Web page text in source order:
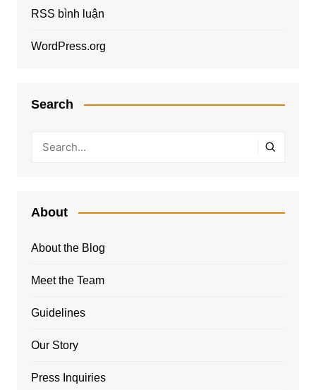
RSS bình luận
WordPress.org
Search
About
About the Blog
Meet the Team
Guidelines
Our Story
Press Inquiries